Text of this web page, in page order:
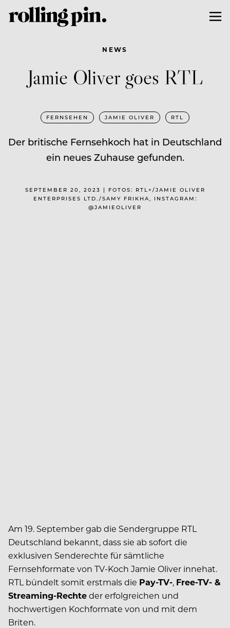
NEWS
Jamie Oliver goes RTL
FERNSEHEN JAMIE OLIVER RTL
Der britische Fernsehkoch hat in Deutschland
ein neues Zuhause gefunden.
SEPTEMBER 20, 2023 | FOTOS: RTL+/JAMIE OLIVER
ENTERPRISES LTD./SAMY FRIKHA, INSTAGRAM:
@JAMIEOLIVER
Am 19. September gab die Sendergruppe RTL
Deutschland bekannt, dass sie ab sofort die
exklusiven Senderechte für sämtliche
Fernsehformate von TV-Koch Jamie Oliver innehat.
RTL bündelt somit erstmals die Pay-TV-, Free-TV- &
Streaming-Rechteder erfolgreichen und
hochwertigen Kochformate von und mit dem
Briten.